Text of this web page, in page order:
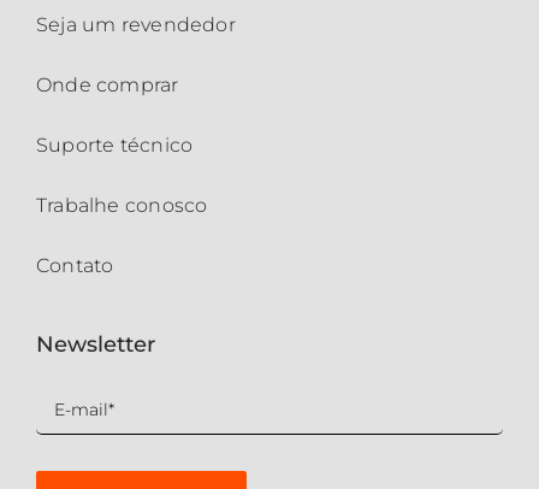
Seja um revendedor
Onde comprar
Suporte técnico
Trabalhe conosco
Contato
Newsletter